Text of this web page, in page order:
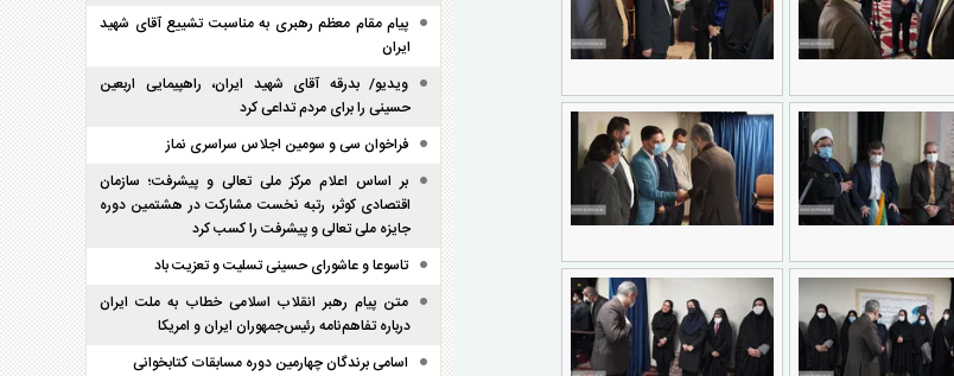
پیام مقام معظم رهبری به مناسبت تشییع آقای شهید
ایران
ویدیو/ بدرقه آقای شهید ایران، راهپیمایی اربعین
حسینی را برای مردم تداعی کرد
فراخوان سی و سومین اجلاس سراسری نماز
بر اساس اعلام مرکز ملی تعالی و پیشرفت؛ سازمان
اقتصادی کوثر، رتبه نخست مشارکت در هشتمین دوره
جایزه ملی تعالی و پیشرفت را کسب کرد
تاسوعا و عاشورای حسینی تسلیت و تعزیت باد
متن پیام رهبر انقلاب اسلامی خطاب به ملت ایران
درباره تفاهم‌نامه رئیس‌جمهوران ایران و امریکا
اسامی برندگان چهارمین دوره مسابقات کتابخوانی